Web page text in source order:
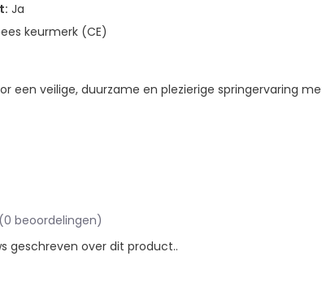
Ja
keurmerk (CE)
een veilige, duurzame en plezierige springervaring
(0 beoordelingen)
geschreven over dit product..